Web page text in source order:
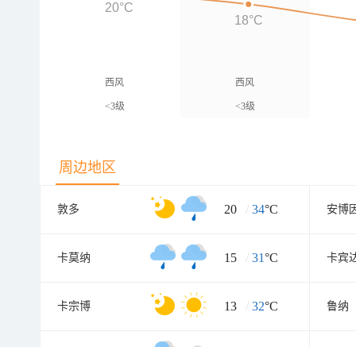
西风
<3级
西风
<3级
20°C
18°C
周边地区
敦多 20 / 34°C 安博
卡莫纳 15 / 31°C 卡宾
卡宗博 13 / 32°C 鲁纳